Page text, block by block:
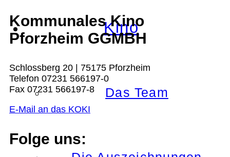
Kino
Das Team
Kommunales Kino
Pforzheim GGMBH
Schlossberg 20 | 75175 Pforzheim
Telefon 07231 566197-0
Fax 07231 566197-8
E-Mail an das KOKI
Folge uns: